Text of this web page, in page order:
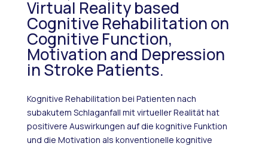
Virtual Reality based
Cognitive Rehabilitation on
Cognitive Function,
Motivation and Depression
in Stroke Patients.
Kognitive Rehabilitation bei Patienten nach
subakutem Schlaganfall mit virtueller Realität hat
positivere Auswirkungen auf die kognitive Funktion
und die Motivation als konventionelle kognitive